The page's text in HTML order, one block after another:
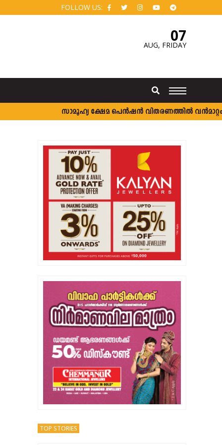
FOLLOW US:
07
AUG, FRIDAY
സാമൂഹ്യ ക്ഷേമ പെൻഷൻ വിതരണത്തിൽ വൻമാറ്റം;
TOP STORIES